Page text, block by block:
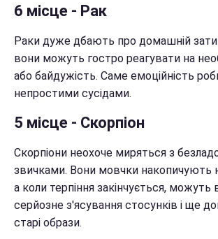
6 місце - Рак
Раки дуже дбають про домашній
вони можуть гостро реагувати на
або байдужість. Саме емоційність
непростими сусідами.
5 місце - Скорпіон
Скорпіони неохоче миряться з
звичками. Вони мовчки накопичують
а коли терпіння закінчується,
серйозне з'ясування стосунків і ще
старі образи.